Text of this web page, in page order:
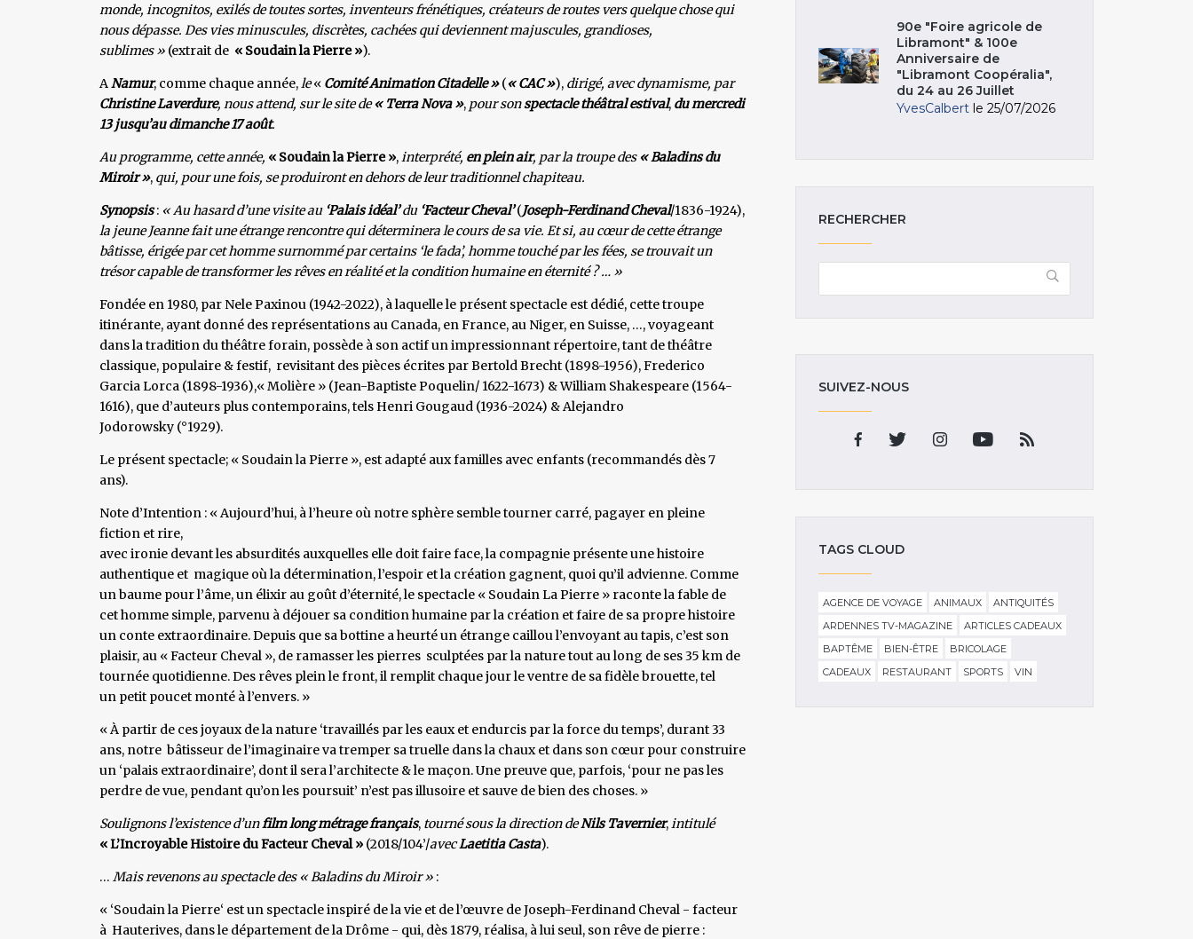
monde, incognitos, exilés de toutes sortes, inventeurs frénétiques, créateurs de routes vers quelque chose qui
nous dépasse. Des vies minuscules, discrètes, cachées qui deviennent majuscules, grandioses,
sublimes » (extrait de « Soudain la Pierre »).
ANamur, comme chaque année,le« Comité Animation Citadelle »(« CAC »), dirigé, avec dynamisme, par
Christine Laverdure, nous attend, sur le site de« Terra Nova », pour sonspectacle théâtral estival, du mercredi
13 jusqu’au dimanche 17 août.
Au programme, cette année, « Soudain la Pierre »,interprété, en plein air, par la troupe des « Baladins du
Miroir », qui, pour une fois, se produiront en dehors de leur traditionnel chapiteau.
Synopsis: « Au hasard d’une visite au ‘Palais idéal’du ‘Facteur Cheval’ (Joseph-Ferdinand Cheval/1836-1924),
la jeune Jeanne fait une étrange rencontre qui déterminera le cours de sa vie. Et si, au cœur de cette étrange
bâtisse, érigée par cet homme surnommé par certains ‘le fada’, homme touché par les fées, se trouvait un
trésor capable de transformer les rêves en réalité et la condition humaine en éternité ? … »
Fondée en 1980, par Nele Paxinou (1942-2022), à laquelle le présent spectacle est dédié, cette troupe
itinérante, ayant donné des représentations au Canada, en France, au Niger, en Suisse, …, voyageant
dans la tradition du théâtre forain, possède à son actif un impressionnant répertoire, tant de théâtre
classique, populaire & festif, revisitant des pièces écrites par Bertold Brecht (1898-1956), Frederico
Garcia Lorca (1898-1936),« Molière » (Jean-Baptiste Poquelin/ 1622-1673) & William Shakespeare (1564-
1616), que d’auteurs plus contemporains, tels Henri Gougaud (1936-2024) & Alejandro
Jodorowsky (°1929).
Le présent spectacle; « Soudain la Pierre », est adapté aux familles avec enfants (recommandés dès 7
ans).
Note d’Intention : « Aujourd’hui, à l’heure où notre sphère semble tourner carré, pagayer en pleine
fiction et rire,
avec ironie devant les absurdités auxquelles elle doit faire face, la compagnie présente une histoire
authentique et magique où la détermination, l’espoir et la création gagnent, quoi qu’il advienne. Comme
un baume pour l’âme, un élixir au goût d’éternité, le spectacle « Soudain La Pierre » raconte la fable de
cet homme simple, parvenu à déjouer sa condition humaine par la création et faire de sa propre histoire
un conte extraordinaire. Depuis que sa bottine a heurté un étrange caillou l’envoyant au tapis, c’est son
plaisir, au « Facteur Cheval », de ramasser les pierres sculptées par la nature tout au long de ses 35 km de
tournée quotidienne. Des rêves plein le front, il remplit chaque jour le ventre de sa fidèle brouette, tel
un petit poucet monté à l’envers. »
« À partir de ces joyaux de la nature ‘travaillés par les eaux et endurcis par la force du temps’, durant 33
ans, notre bâtisseur de l’imaginaire va tremper sa truelle dans la chaux et dans son cœur pour construire
un ‘palais extraordinaire’, dont il sera l’architecte & le maçon. Une preuve que, parfois, ‘pour ne pas les
perdre de vue, pendant qu’on les poursuit’ n’est pas illusoire et sauve de bien des choses. »
Soulignons l’existence d’unfilm long métrage français, tourné sous la direction deNils Tavernier,intitulé
« L’Incroyable Histoire du Facteur Cheval » (2018/104’/avecLaetitia Casta).
… Mais revenons au spectacle des « Baladins du Miroir » :
« ‘Soudain la Pierre‘ est un spectacle inspiré de la vie et de l’œuvre de Joseph-Ferdinand Cheval - facteur
à Hauterives, dans le département de la Drôme - qui, dès 1879, réalisa, à lui seul, son rêve de pierre :
90e "Foire agricole de
Libramont" & 100e
Anniversaire de
"Libramont Coopéralia",
du 24 au 26 Juillet
YvesCalbert le 25/07/2026
RECHERCHER
SUIVEZ-NOUS
TAGS CLOUD
AGENCE DE VOYAGE ANIMAUX
ANTIQUITÉS
ARDENNES TV-MAGAZINE
ARTICLES CADEAUX
BAPTÊME
BIEN-ÊTRE
BRICOLAGE
CADEAUX
RESTAURANT SPORTS VIN